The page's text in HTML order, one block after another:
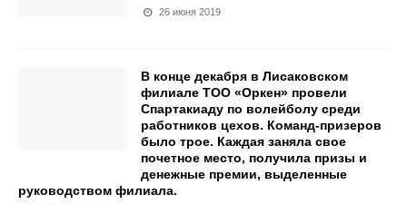
26 июня 2019
В конце декабря в Лисаковском
филиале ТОО «Оркен» провели
Спартакиаду по волейболу среди
работников цехов. Команд-призеров
было трое. Каждая заняла свое
почетное место, получила призы и
денежные премии, выделенные
руководством филиала.